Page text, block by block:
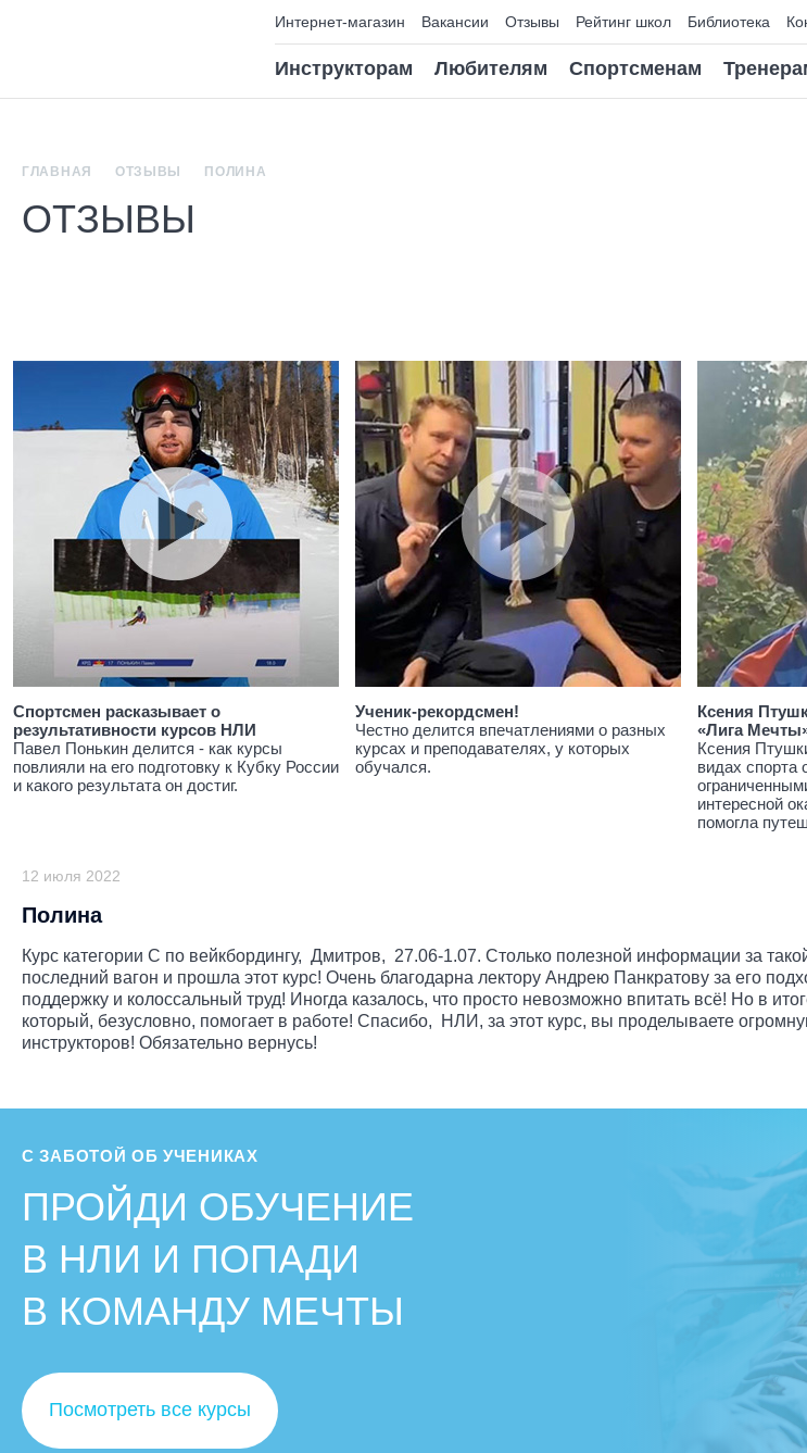
Интернет-магазин Вакансии Отзывы Рейтинг школ Библиотека
Инструкторам Любителям Спортсменам
ГЛАВНАЯ ОТЗЫВЫ ПОЛИНА
ОТЗЫВЫ
Спортсмен расказывает о
результативности курсов НЛИ
Павел Понькин делится - как курсы
повлияли на его подготовку к Кубку России
и какого результата он достиг.
Ученик-рекордсмен!
Честно делится впечатлениями о разных
курсах и преподавателях, у которых
обучался.
Ксения
«Лига
Ксения
видах спорта
интересной
помогла
12 июля 2022
Полина
Курс категории С по вейкбордингу, Дмитров, 27.06-1.07. Столько полезной информации за
последний вагон и прошла этот курс! Очень благодарна лектору Андрею Панкратову за его
поддержку и колоссальный труд! Иногда казалось, что просто невозможно впитать всё! Но в
который, безусловно, помогает в работе! Спасибо, НЛИ, за этот курс, вы проделываете
инструкторов! Обязательно вернусь!
С ЗАБОТОЙ ОБ УЧЕНИКАХ
ПРОЙДИ ОБУЧЕНИЕ
В НЛИ И ПОПАДИ
В КОМАНДУ МЕЧТЫ
Посмотреть все курсы